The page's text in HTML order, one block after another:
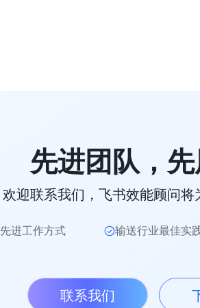
先进团队，
欢迎联系我们，飞书效能顾问将
进工作方式 输送行业最佳实
联系我们